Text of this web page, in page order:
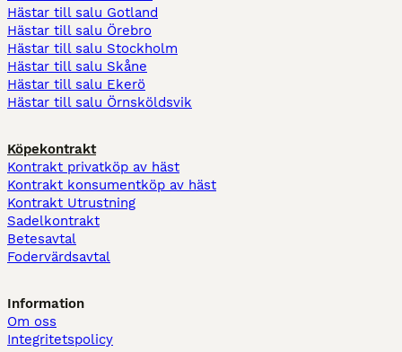
Hästar till salu Gotland
Hästar till salu Örebro
Hästar till salu Stockholm
Hästar till salu Skåne
Hästar till salu Ekerö
Hästar till salu Örnsköldsvik
Köpekontrakt
Kontrakt privatköp av häst
Kontrakt konsumentköp av häst
Kontrakt Utrustning
Sadelkontrakt
Betesavtal
Fodervärdsavtal
Information
Om oss
Integritetspolicy